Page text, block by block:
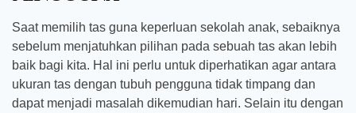
Saat memilih tas guna keperluan sekolah anak, sebaiknya
sebelum menjatuhkan pilihan pada sebuah tas akan lebih
baik bagi kita. Hal ini perlu untuk diperhatikan agar antara
ukuran tas dengan tubuh pengguna tidak timpang dan
dapat menjadi masalah dikemudian hari. Selain itu dengan